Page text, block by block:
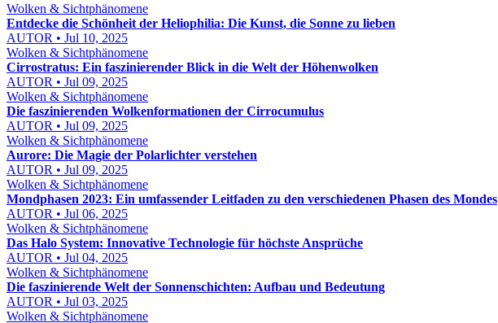
Wolken & Sichtphänomene
Entdecke die Schönheit der Heliophilia: Die Kunst, die Sonne zu lieben
AUTOR • Jul 10, 2025
Wolken & Sichtphänomene
Cirrostratus: Ein faszinierender Blick in die Welt der Höhenwolken
AUTOR • Jul 09, 2025
Wolken & Sichtphänomene
Die faszinierenden Wolkenformationen der Cirrocumulus
AUTOR • Jul 09, 2025
Wolken & Sichtphänomene
Aurore: Die Magie der Polarlichter verstehen
AUTOR • Jul 09, 2025
Wolken & Sichtphänomene
Mondphasen 2023: Ein umfassender Leitfaden zu den verschiedenen Phasen des Mondes
AUTOR • Jul 06, 2025
Wolken & Sichtphänomene
Das Halo System: Innovative Technologie für höchste Ansprüche
AUTOR • Jul 04, 2025
Wolken & Sichtphänomene
Die faszinierende Welt der Sonnenschichten: Aufbau und Bedeutung
AUTOR • Jul 03, 2025
Wolken & Sichtphänomene